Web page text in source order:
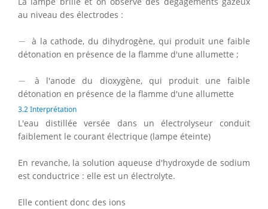
au niveau des électrodes :
−
−
à la cathode, du dihydrogène, qui produit une faible
détonation en présence de la flamme d'une allumette ;
−
−
à l'anode du dioxygène, qui produit une faible
détonation en présence de la flamme d'une allumette
3.2 Interprétation
L'eau distillée versée dans un électrolyseur conduit
faiblement le courant électrique (lampe éteinte)
En revanche, la solution aqueuse d'hydroxyde de sodium
est conductrice : elle est un électrolyte.
Elle contient donc des ions